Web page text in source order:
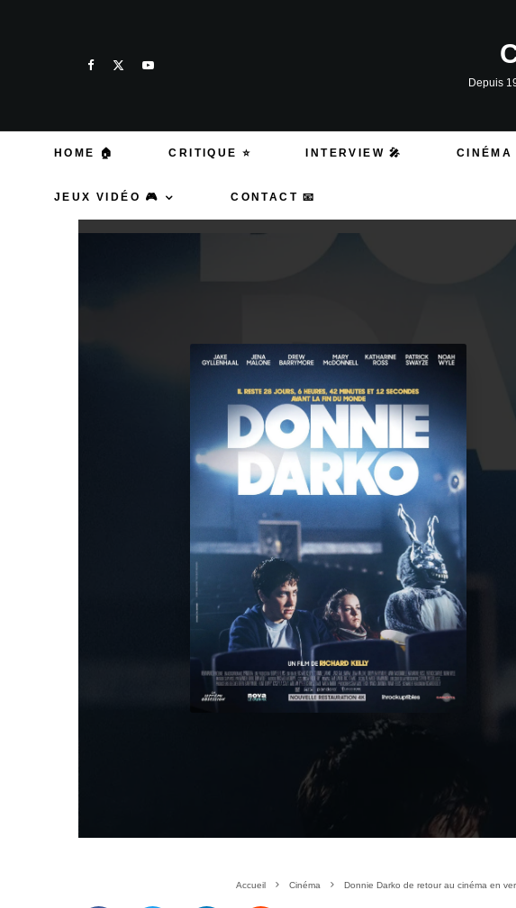
Depuis
HOME 🏠 CRITIQUE ⭐ INTERVIEW 🎤
JEUX VIDÉO 🎮 CONTACT 📧
Accueil Cinéma Donnie Darko de retour au cinéma en